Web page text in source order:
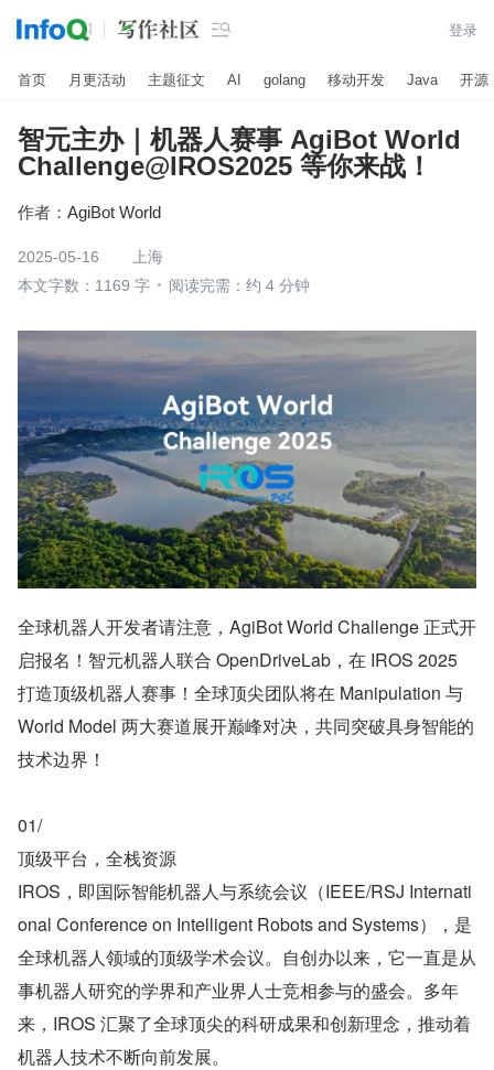
 登录
首页 月更活动 主题征文 AI golang 移动开发 Java 开源
智元主办｜机器人赛事 AgiBot World
Challenge@IROS2025 等你来战！
作者： AgiBot World
2025-05-16
上海
本文字数：1169 字
阅读完需：约 4 分钟
全球机器人开发者请注意，AgiBot World Challenge 正式开
启报名！智元机器人联合 OpenDriveLab，在 IROS 2025
打造顶级机器人赛事！全球顶尖团队将在 Manipulation 与
World Model 两大赛道展开巅峰对决，共同突破具身智能的
技术边界！
01/
顶级平台，全栈资源
IROS，即国际智能机器人与系统会议（IEEE/RSJ Internati
onal Conference on Intelligent Robots and Systems），是
全球机器人领域的顶级学术会议。自创办以来，它一直是从
事机器人研究的学界和产业界人士竞相参与的盛会。多年
来，IROS 汇聚了全球顶尖的科研成果和创新理念，推动着
机器人技术不断向前发展。